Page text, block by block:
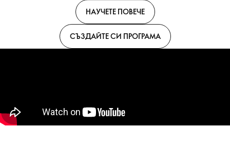
НАУЧЕТЕ ПОВЕЧЕ
СЪЗДАЙТЕ СИ ПРОГРАМА